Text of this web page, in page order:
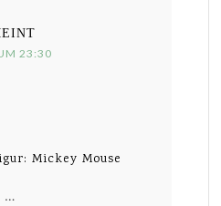
23:30
Mickey Mouse
…